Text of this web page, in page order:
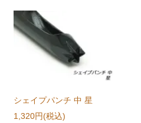
シェイプパンチ 中 星
1,320円(税込)